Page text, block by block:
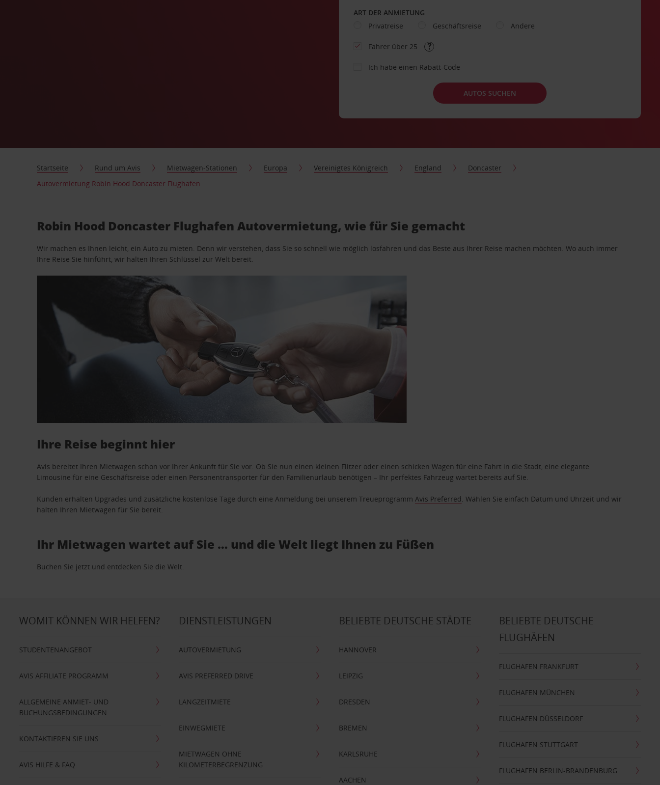
ART DER ANMIETUNG
Privatreise
Geschäftsreise Andere
Fahrer über 25
Ich habe einen Rabatt-Code
AUTOS SUCHEN
Startseite Rund um Avis Mietwagen-Stationen Europa Vereinigtes Königreich England
Doncaster
Autovermietung Robin Hood Doncaster Flughafen
Robin Hood Doncaster Flughafen Autovermietung, wie für Sie gemacht
Wir machen es Ihnen leicht, ein Auto zu mieten. Denn wir verstehen, dass Sie so schnell wie möglich losfahren und das Beste aus Ihrer Reise machen möchten. Wo auch immer
Ihre Reise Sie hinführt, wir halten Ihren Schlüssel zur Welt bereit.
Ihre Reise beginnt hier
Avis bereitet Ihren Mietwagen schon vor Ihrer Ankunft für Sie vor. Ob Sie nun einen kleinen Flitzer oder einen schicken Wagen für eine Fahrt in die Stadt, eine elegante
Limousine für eine Geschäftsreise oder einen Personentransporter für den Familienurlaub benötigen – Ihr perfektes Fahrzeug wartet bereits auf Sie.
Kunden erhalten Upgrades und zusätzliche kostenlose Tage durch eine Anmeldung bei unserem TreueprogrammAvis Preferred. Wählen Sie einfach Datum und Uhrzeit und wir
halten Ihren Mietwagen für Sie bereit.
Ihr Mietwagen wartet auf Sie … und die Welt liegt Ihnen zu Füßen
Buchen Sie jetzt und entdecken Sie die Welt.
WOMIT KÖNNEN WIR HELFEN?
STUDENTENANGEBOT
AVIS AFFILIATE PROGRAMM
ALLGEMEINE ANMIET- UND
BUCHUNGSBEDINGUNGEN
KONTAKTIEREN SIE UNS
AVIS HILFE & FAQ
DIENSTLEISTUNGEN
AUTOVERMIETUNG
AVIS PREFERRED DRIVE
LANGZEITMIETE
EINWEGMIETE
MIETWAGEN OHNE
KILOMETERBEGRENZUNG
BELIEBTE DEUTSCHE STÄDTE
HANNOVER
LEIPZIG
DRESDEN
BREMEN
KARLSRUHE
AACHEN
BELIEBTE DEUTSCHE
FLUGHÄFEN
FLUGHAFEN FRANKFURT
FLUGHAFEN MÜNCHEN
FLUGHAFEN DÜSSELDORF
FLUGHAFEN STUTTGART
FLUGHAFEN BERLIN-BRANDENBURG